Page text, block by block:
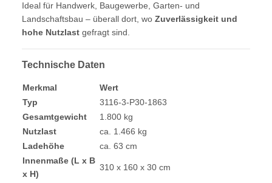
Ideal für Handwerk, Baugewerbe, Garten- und
Landschaftsbau – überall dort, wo Zuverlässigkeit und
hohe Nutzlast gefragt sind.
Technische Daten
Merkmal
Wert
Typ
3116-3-P30-1863
Gesamtgewicht
1.800 kg
Nutzlast
ca. 1.466 kg
Ladehöhe
ca. 63 cm
Innenmaße (L x B
x H)
310 x 160 x 30 cm